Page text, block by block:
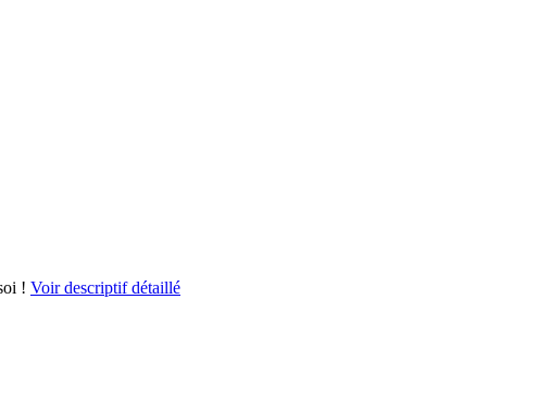
! Voir descriptif détaillé